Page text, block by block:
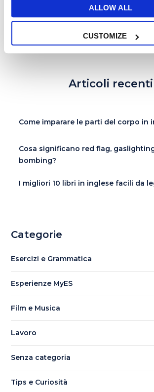
ALLOW ALL
CUSTOMIZE
Articoli recenti
Come imparare le parti del corpo in
Cosa significano red flag,
bombing?
I migliori 10 libri in inglese facili da
Categorie
Esercizi e Grammatica
Esperienze MyES
Film e Musica
Lavoro
Senza categoria
Tips e Curiosità